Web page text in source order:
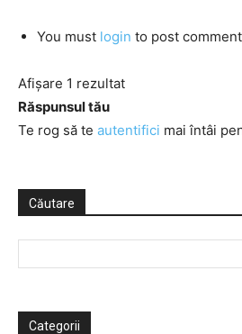
You must login to post
Afișare 1 rezultat
Răspunsul tău
Te rog să te autentifici mai întâi
Căutare
Categorii